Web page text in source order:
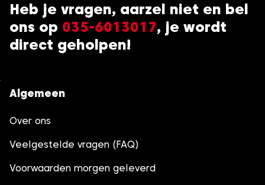
Heb je vragen, aarzel niet en bel
ons op 035-6013017, je wordt
direct geholpen!
Algemeen
Over ons
Veelgestelde vragen (FAQ)
Voorwaarden morgen geleverd